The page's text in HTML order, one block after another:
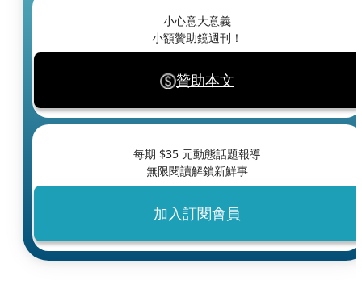
小心意大意義
小額贊助鏡週刊！
贊助本文
每期 $35 元動態話題報導
無限閱讀解鎖新鮮事
加入訂閱會員